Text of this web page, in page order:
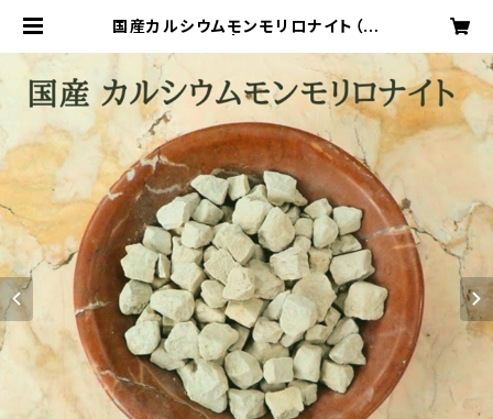
国産カルシウムモンモリロナイト（固